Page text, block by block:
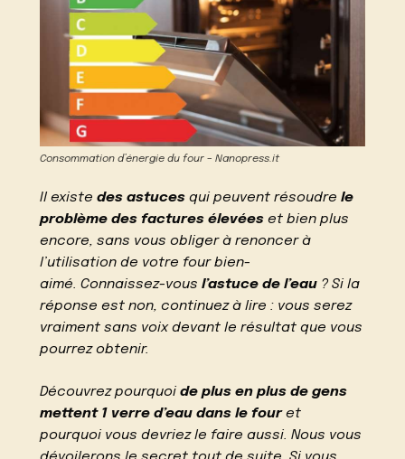
Consommation d’énergie du four – Nanopress.it
Il existedes astuces qui peuvent résoudrele
problème des factures élevées et bien plus
encore, sans vous obliger à renoncer à
l’utilisation de votre four bien-
aimé. Connaissez-vousl’astuce de l’eau ? Si la
réponse est non, continuez à lire : vous serez
vraiment sans voix devant le résultat que vous
pourrez obtenir.
Découvrez pourquoide plus en plus de gens
mettent 1 verre d’eau dans le fouret
pourquoi vous devriez le faire aussi. Nous vous